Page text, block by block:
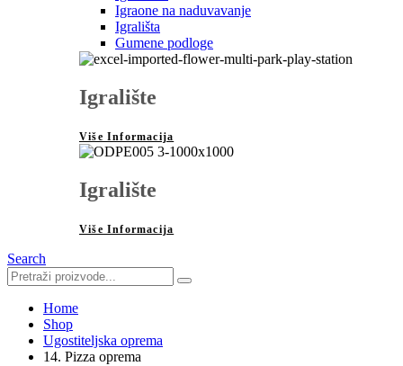
Igraone na naduvavanje
Igrališta
Gumene podloge
Igralište
Više Informacija
Igralište
Više Informacija
Search
Home
Shop
Ugostiteljska oprema
14. Pizza oprema